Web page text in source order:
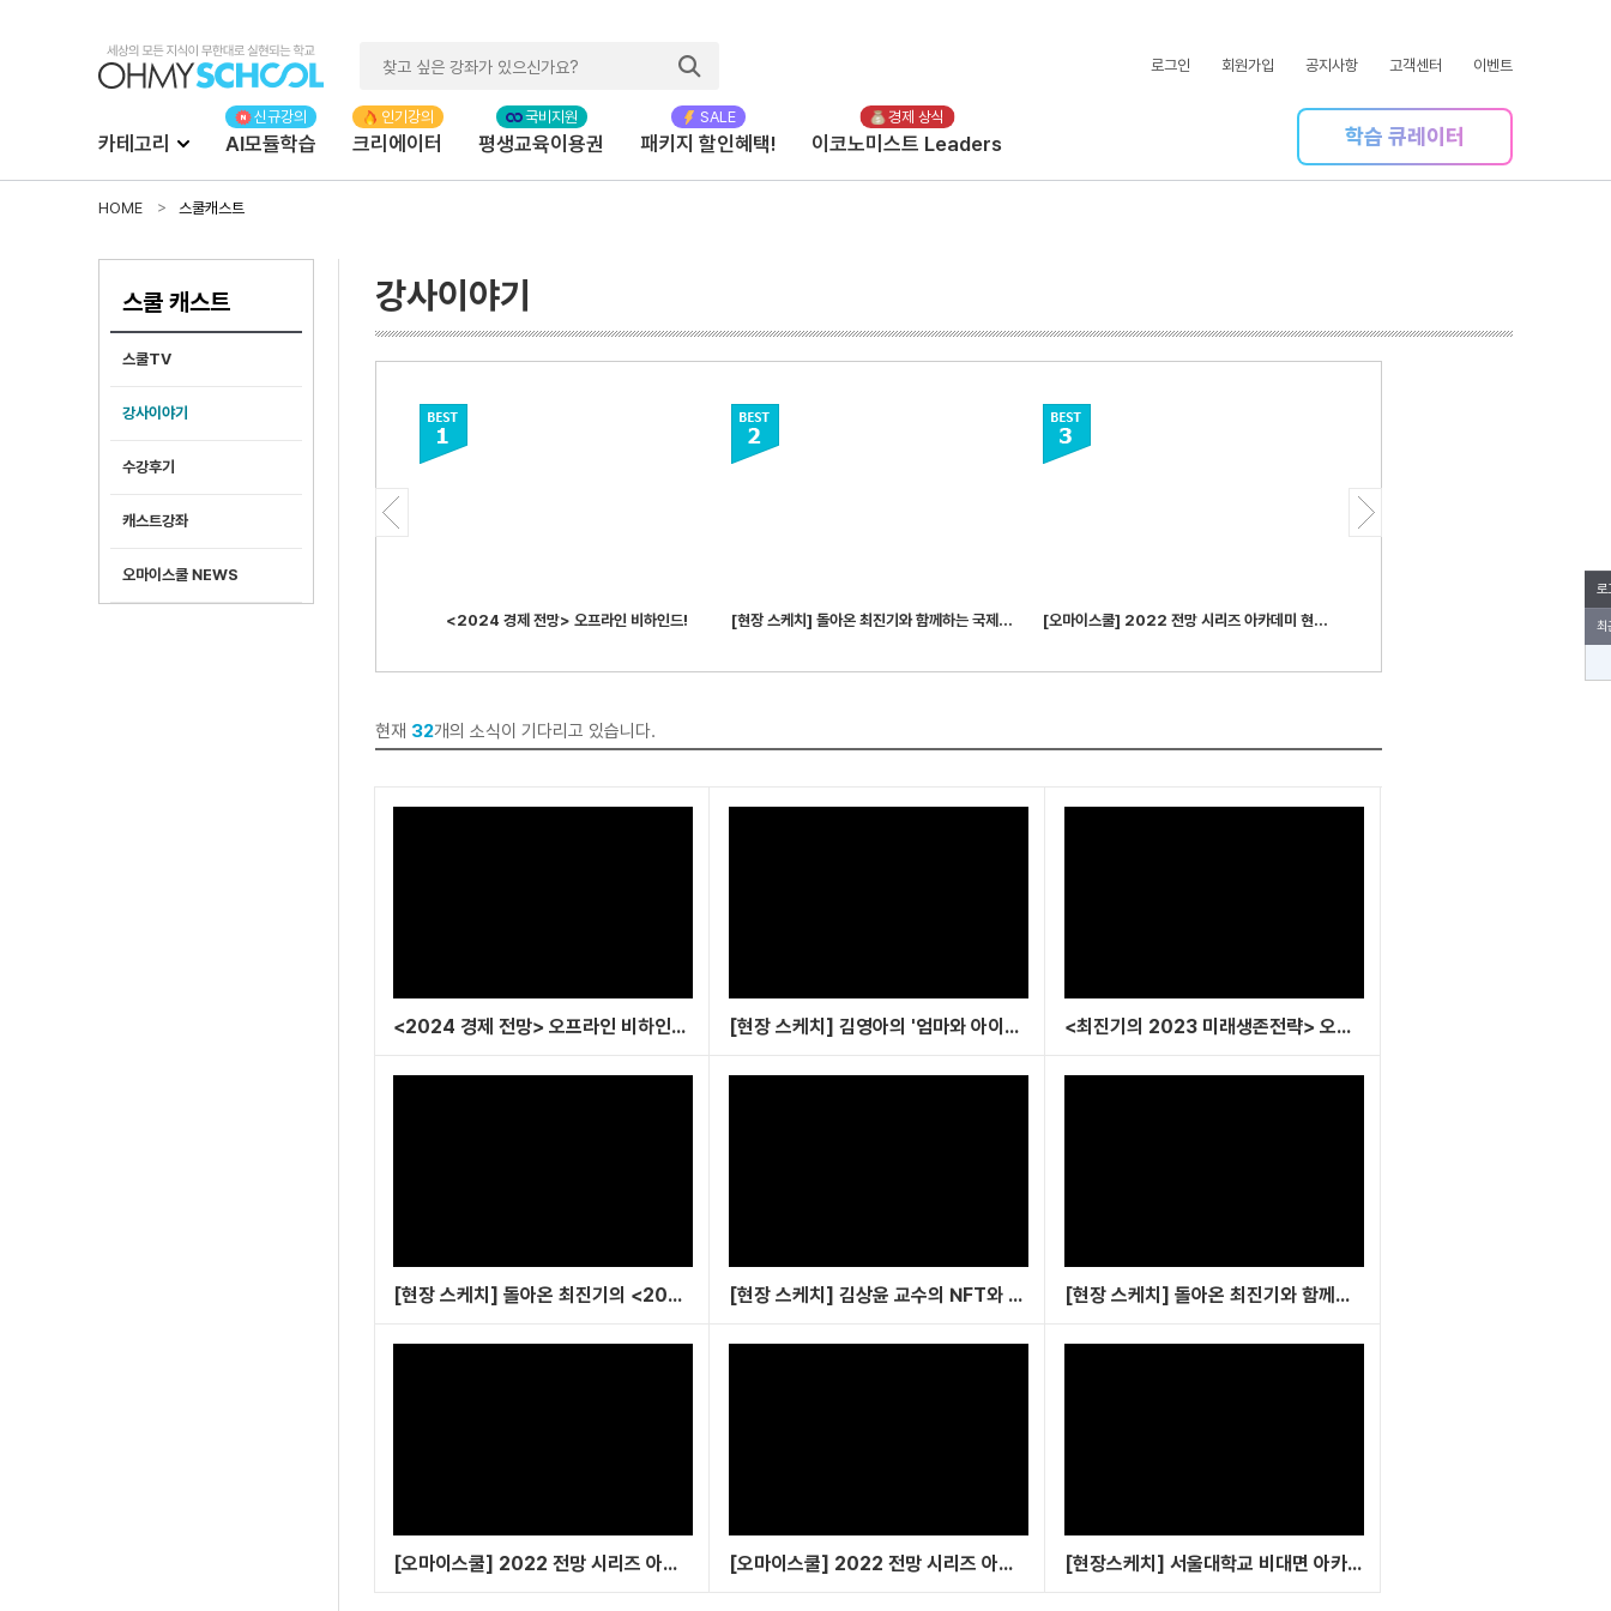
로그인 회원가입 공지사항 고객센터 이벤트
카테고리 AI모듈학습 크리에이터 평생교육이용권 패키지 할인혜택! 이코노미스트 Leaders 학습 큐레이터
HOME 스쿨캐스트
스쿨 캐스트
스쿨TV
강사이야기
수강후기
캐스트강좌
오마이스쿨 NEWS
강사이야기
<2024 경제 전망> 오프라인 비하인드! [현장 스케치] 돌아온 최진기와 함께하는 국제정세 전망! 아카데미 #1 [오마이스쿨] 2022 전망 시리즈 아카데미 현장 비하인드!
현재 32개의 소식이 기다리고 있습니다.
<2024 경제 전망> 오프라인 비하인드! [현장 스케치] 김영아의 '엄마와 아이를 위한 그림책 읽기' 1주차 현장 비하인드 엿보기 <최진기의 2023 미래생존전략> 오프라인 아카데미 수료식
[현장 스케치] 돌아온 최진기의 <2023 미래생존전략> 1주차 강의 비하인드 [현장 스케치] 김상윤 교수의 NFT와 메타버스 특별 공개 강연 비하인드 [현장 스케치] 돌아온 최진기와 함께하는 국제정세 전망! 아카데미 #1
[오마이스쿨] 2022 전망 시리즈 아카데미 DAY2 현장 비하인드! [오마이스쿨] 2022 전망 시리즈 아카데미 현장 비하인드! [현장스케치] 서울대학교 비대면 아카데미 5회차: 마인즈랩 최홍섭 대표 특강
로
최